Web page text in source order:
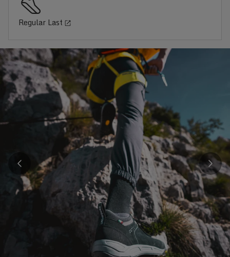
Regular Last